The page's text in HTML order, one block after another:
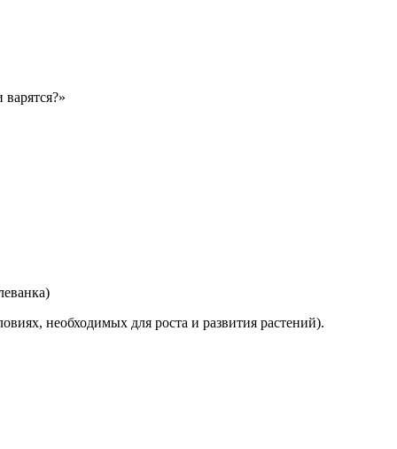
варятся?»
необходимых для роста и развития растений).